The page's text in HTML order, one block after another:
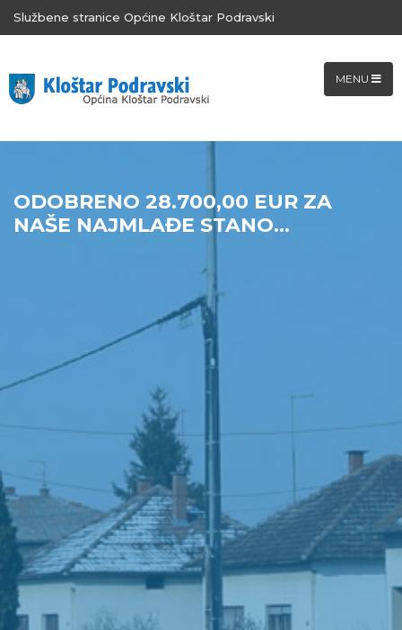
Službene stranice Općine Kloštar Podravski
MENU
ODOBRENO 28.700,00 EUR ZA
NAŠE NAJMLAĐE STANO...